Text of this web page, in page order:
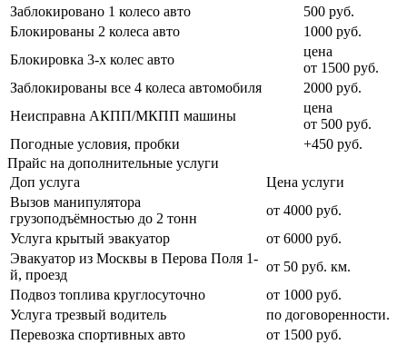
Заблокировано 1 колесо авто
500 руб.
Блокированы 2 колеса авто
1000 руб.
Блокировка 3-х колес авто
цена
от 1500 руб.
Заблокированы все 4 колеса автомобиля
2000 руб.
Неисправна АКПП/МКПП машины
цена
от 500 руб.
Погодные условия, пробки
+450 руб.
Прайс на дополнительные услуги
Доп услуга
Цена услуги
Вызов манипулятора
грузоподъёмностью до 2 тонн
от 4000 руб.
Услуга крытый эвакуатор
от 6000 руб.
Эвакуатор из Москвы в Перова Поля 1-
й, проезд
от 50 руб. км.
Подвоз топлива круглосуточно
от 1000 руб.
Услуга трезвый водитель
по договоренности.
Перевозка спортивных авто
от 1500 руб.